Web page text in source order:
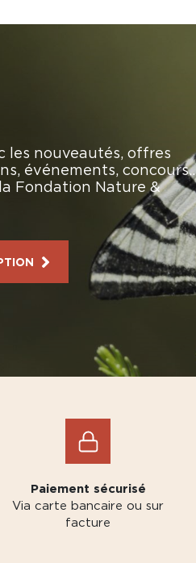
les nouveautés, offres
événements,
Fondation Nature &
Paiement sécurisé
Via carte bancaire ou sur
facture